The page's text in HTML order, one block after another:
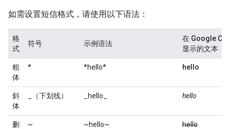
如需设置短信格式，请使用以下语法：
格
式
符号 示例语法
在 Google
显示的文本
粗
体
* *hello* hello
斜
体
_（下划线） _hello_ hello
删
~ ~hello~ hello